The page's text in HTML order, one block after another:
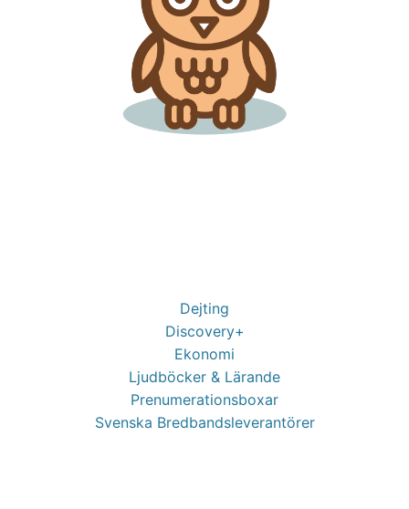
Dejting
Discovery+
Ekonomi
Ljudböcker & Lärande
Prenumerationsboxar
Svenska Bredbandsleverantörer